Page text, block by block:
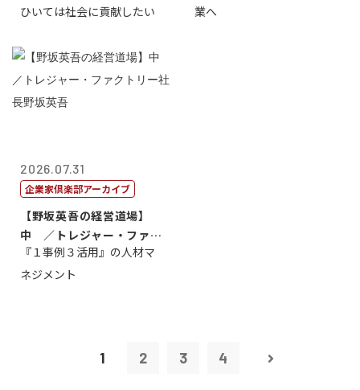
ひいては社会に貢献したい
業へ
2026.07.31
企業家倶楽部アーカイブ
【野坂英吾の経営道場】
中 ／トレジャー・ファク
トリー社長野坂...
『１事例３活用』の人材マ
ネジメント
1 2 3 4